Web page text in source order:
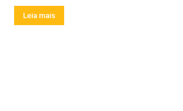
Leia mais